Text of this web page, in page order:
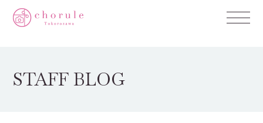
STAFF BLOG